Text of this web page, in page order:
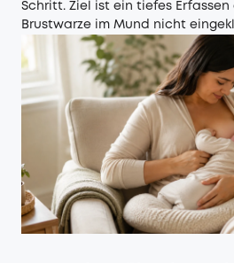
Schritt. Ziel ist ein tiefes
Brustwarze im Mund nicht